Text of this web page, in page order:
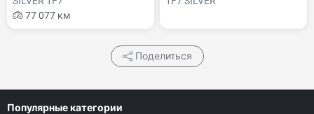
77 077 км
Поделиться
Популярные категории